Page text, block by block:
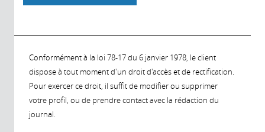
Conformément à la loi 78-17 du 6 janvier 1978, le client
dispose à tout moment d'un droit d'accès et de rectification.
Pour exercer ce droit, il suffit de modifier ou supprimer
votre profil, ou de prendre contact avec la rédaction du
journal.